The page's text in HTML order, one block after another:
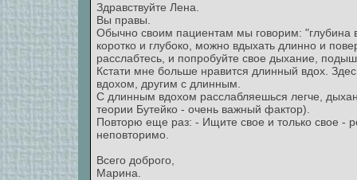
Здравствуйте Лена.
Вы правы.
Обычно своим пациентам мы говорим: "глубина
коротко и глубоко, можно вдыхать длинно и
расслабтесь, и попробуйте свое дыхание,
Кстати мне больше нравится длинный вдох.
вдохом, другим с длинным.
С длинным вдохом расслабляешься легче,
теории Бутейко - очень важный фактор).
Повторю еще раз: - Ищите свое и только свое -
неповторимо.
Всего доброго,
Марина.